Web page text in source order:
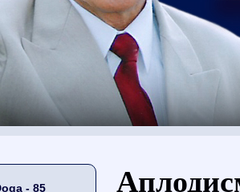
- 85
Eşti aici